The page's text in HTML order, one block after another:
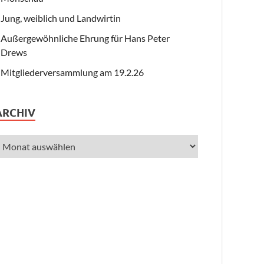
Jung, weiblich und Landwirtin
Außergewöhnliche Ehrung für Hans Peter
Drews
Mitgliederversammlung am 19.2.26